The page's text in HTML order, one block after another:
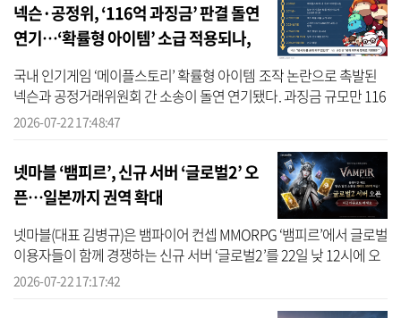
넥슨·공정위, ‘116억 과징금’ 판결 돌연
연기…‘확률형 아이템’ 소급 적용되나,
우려 커져
국내 인기게임 ‘메이플스토리’ 확률형 아이템 조작 논란으로 촉발된
넥슨과 공정거래위원회 간 소송이 돌연 연기됐다. 과징금 규모만 116
억 원에 달하는 소송의 최종 선고가 오는 9월 2일로 미뤄지면서, 국내
2026-07-22 17:48:47
넷마블 ‘뱀피르’, 신규 서버 ‘글로벌2’ 오
픈…일본까지 권역 확대
넷마블(대표 김병규)은 뱀파이어 컨셉 MMORPG ‘뱀피르’에서 글로벌
이용자들이 함께 경쟁하는 신규 서버 ‘글로벌2’를 22일 낮 12시에 오
픈했다고 밝혔다. ‘글로벌2’는 기존 한국·대만·홍콩·마카오 이용자
2026-07-22 17:17:42